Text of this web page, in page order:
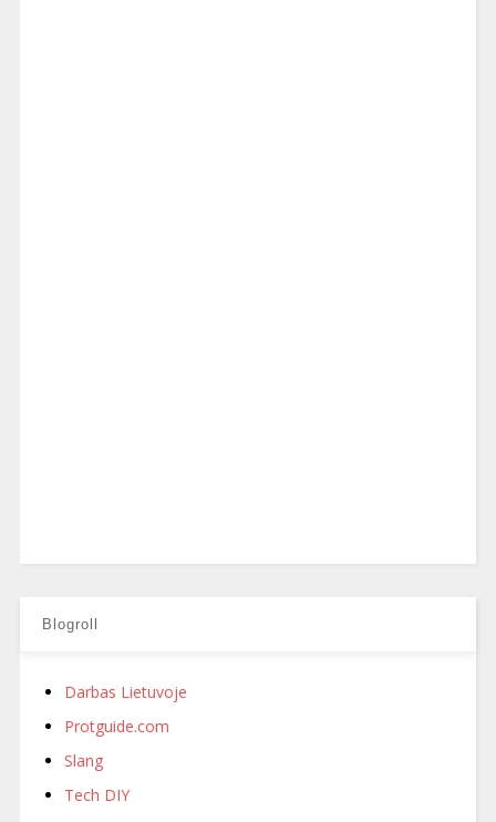
Blogroll
Darbas Lietuvoje
Protguide.com
Slang
Tech DIY